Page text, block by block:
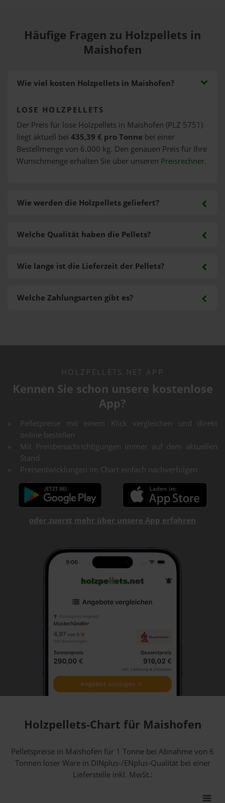
Häufige Fragen zu Holzpellets in
Maishofen
Wie viel kosten Holzpellets in Maishofen?
LOSE HOLZPELLETS
Der Preis für lose Holzpellets in Maishofen (PLZ 5751)
liegt aktuell bei 435,39 € pro Tonne bei einer
Bestellmenge von 6.000 kg. Den genauen Preis für Ihre
Wunschmenge erhalten Sie über unseren Preisrechner.
Wie werden die Holzpellets geliefert?
Welche Zahlungsarten gibt es?
Welche Qualität haben die Pellets?
Wie lange ist die Lieferzeit der Pellets?
HOLZPELLETS.NET APP
Kennen Sie schon unsere kostenlose
App?
Pelletpreise mit einem Klick vergleichen und direkt
online bestellen
Mit Preisbenachrichtigungen immer auf dem aktuellen
Stand
Preisentwicklungen im Chart einfach nachverfolgen
oder zuerst mehr über unsere App erfahren
Holzpellets-Chart für Maishofen
Pelletspreise in Maishofen für 1 Tonne bei Abnahmevon 6
Tonnen loser Warein DINplus-/ENplus-Qualität bei einer
Lieferstelle inkl. MwSt.: